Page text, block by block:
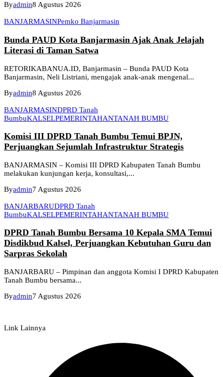
Byadmin8 Agustus 2026
BANJARMASINPemko Banjarmasin
Bunda PAUD Kota Banjarmasin Ajak Anak Jelajah
Literasi di Taman Satwa
RETORIKABANUA.ID, Banjarmasin – Bunda PAUD Kota
Banjarmasin, Neli Listriani, mengajak anak-anak mengenal...
Byadmin8 Agustus 2026
BANJARMASINDPRD Tanah
BumbuKALSELPEMERINTAHANTANAH BUMBU
Komisi III DPRD Tanah Bumbu Temui BPJN,
Perjuangkan Sejumlah Infrastruktur Strategis
BANJARMASIN – Komisi III DPRD Kabupaten Tanah Bumbu
melakukan kunjungan kerja, konsultasi,...
Byadmin7 Agustus 2026
BANJARBARUDPRD Tanah
BumbuKALSELPEMERINTAHANTANAH BUMBU
DPRD Tanah Bumbu Bersama 10 Kepala SMA Temui
Disdikbud Kalsel, Perjuangkan Kebutuhan Guru dan
Sarpras Sekolah
BANJARBARU – Pimpinan dan anggota Komisi I DPRD Kabupaten
Tanah Bumbu bersama...
Byadmin7 Agustus 2026
Link Lainnya